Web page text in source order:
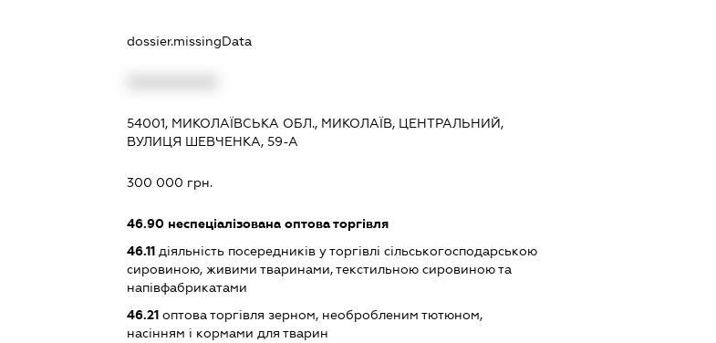
dossier.missingData
54001, МИКОЛАЇВСЬКА ОБЛ., МИКОЛАЇВ, ЦЕНТРАЛЬНИЙ,
ВУЛИЦЯ ШЕВЧЕНКА, 59-А
300 000 грн.
46.90неспеціалізована оптова торгівля
46.11діяльність посередників у торгівлі сільськогосподарською
сировиною, живими тваринами, текстильною сировиною та
напівфабрикатами
46.21оптова торгівля зерном, необробленим тютюном,
насінням і кормами для тварин